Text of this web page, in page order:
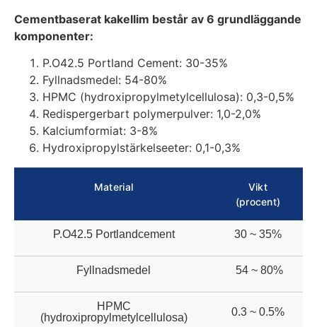
Cementbaserat kakellim består av 6 grundläggande
komponenter:
P.O42.5 Portland Cement: 30-35%
Fyllnadsmedel: 54-80%
HPMC (hydroxipropylmetylcellulosa): 0,3-0,5%
Redispergerbart polymerpulver: 1,0-2,0%
Kalciumformiat: 3-8%
Hydroxipropylstärkelseeter: 0,1-0,3%
Material
Vikt
(procent)
P.O42.5 Portlandcement 30 ~ 35%
Fyllnadsmedel 54 ~ 80%
HPMC
(hydroxipropylmetylcellulosa)
0.3 ~ 0.5%